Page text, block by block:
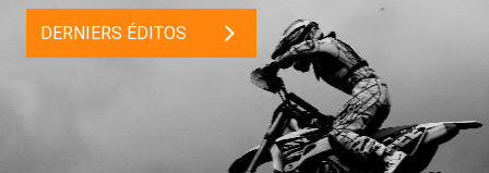
DERNIERS ÉDITOS